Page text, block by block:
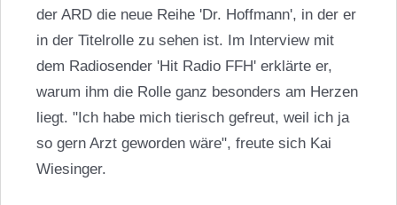
der ARD die neue Reihe 'Dr. Hoffmann', in der er
in der Titelrolle zu sehen ist. Im Interview mit
dem Radiosender 'Hit Radio FFH' erklärte er,
warum ihm die Rolle ganz besonders am Herzen
liegt. "Ich habe mich tierisch gefreut, weil ich ja
so gern Arzt geworden wäre", freute sich Kai
Wiesinger.